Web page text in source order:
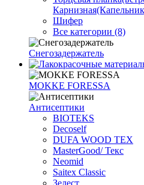
Шифер
Все категории (8)
Снегозадержатель
MOKKE FORESSA
Антисептики
BIOTEKS
Decoself
DUFA WOOD TEX
MasterGood/ Текс
Neomid
Saitex Classic
Зелест